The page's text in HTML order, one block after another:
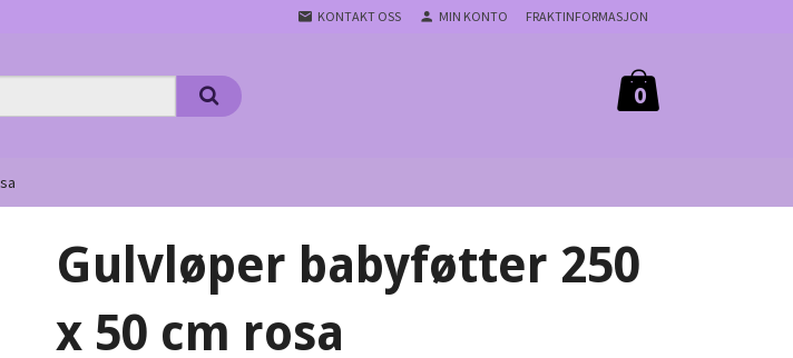
KONTAKT OSS MIN KONTO FRAKTINFORMASJON
0
Gulvløper babyføtter 250
x 50 cm rosa